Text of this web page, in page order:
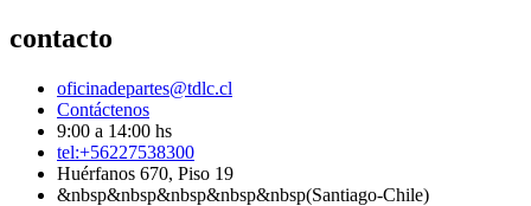
contacto
oficinadepartes@tdlc.cl
Contáctenos
9:00 a 14:00 hs
tel:+56227538300
Huérfanos 670, Piso 19
&nbsp&nbsp&nbsp&nbsp&nbsp(Santiago-Chile)